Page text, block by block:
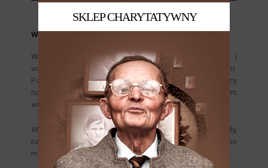
Warsztaty z reż. Pawłem Przewoźnym
W ramach wydarzenia odbyły się także spotkania i
warsztaty filmowe dla młodzieży z reżyserem i raperem
Pawłem Przewoźnym – młodym twórcą opowiadający
nowoczesnymi technikami polską historię, w tym
wrocławskich bohaterów polskiej wolności.
W Saloniku Kresowym reżyser prowadził wywiady,
nagrania ze świadkami historii, a także organizowano
małe rekonstrukcje historyczne.
SKLEP CHARYTATYWNY